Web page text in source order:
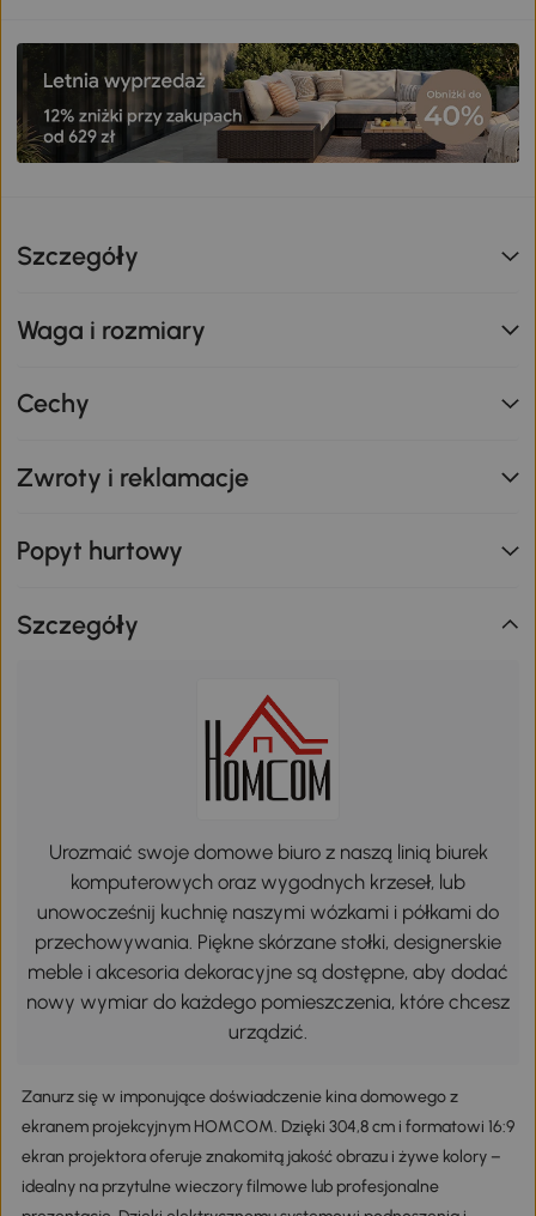
Szczegóły
Waga i rozmiary
Cechy
Zwroty i reklamacje
Popyt hurtowy
Szczegóły
Urozmaić swoje domowe biuro z naszą linią biurek
komputerowych oraz wygodnych krzeseł, lub
unowocześnij kuchnię naszymi wózkami i półkami do
przechowywania. Piękne skórzane stołki, designerskie
meble i akcesoria dekoracyjne są dostępne, aby dodać
nowy wymiar do każdego pomieszczenia, które chcesz
urządzić.
Zanurz się w imponujące doświadczenie kina domowego z
ekranem projekcyjnym HOMCOM. Dzięki 304,8 cm i formatowi 16:9
ekran projektora oferuje znakomitą jakość obrazu i żywe kolory –
idealny na przytulne wieczory filmowe lub profesjonalne